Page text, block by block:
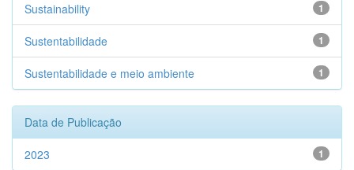
1
Sustainability
1
Sustentabilidade
1
Sustentabilidade e meio ambiente
Data de Publicação
1
2023